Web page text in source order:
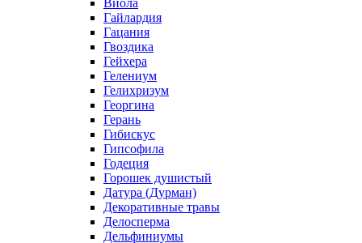
Виола
Гайлардия
Гацания
Гвоздика
Гейхера
Гелениум
Гелихризум
Георгина
Герань
Гибискус
Гипсофила
Годеция
Горошек душистый
Датура (Дурман)
Декоративные травы
Делосперма
Дельфиниумы